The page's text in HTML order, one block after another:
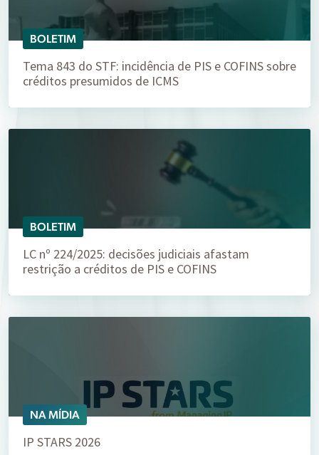
BOLETIM
Tema 843 do STF: incidência de PIS e COFINS sobre
créditos presumidos de ICMS
BOLETIM
LC nº 224/2025: decisões judiciais afastam
restrição a créditos de PIS e COFINS
NA MÍDIA
IP STARS 2026